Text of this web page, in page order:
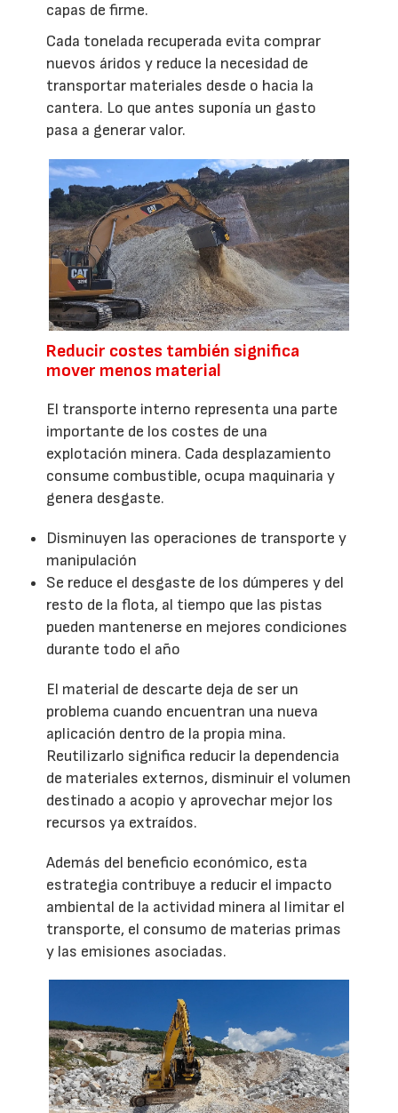
capas de firme.
Cada tonelada recuperada evita comprar
nuevos áridos y reduce la necesidad de
transportar materiales desde o hacia la
cantera. Lo que antes suponía un gasto
pasa a generar valor.
Reducir costes también significa
mover menos material
El transporte interno representa una parte
importante de los costes de una
explotación minera. Cada desplazamiento
consume combustible, ocupa maquinaria y
genera desgaste.
Disminuyen las operaciones de transporte y
manipulación
Se reduce el desgaste de los dúmperes y del
resto de la flota, al tiempo que las pistas
pueden mantenerse en mejores condiciones
durante todo el año
El material de descarte deja de ser un
problema cuando encuentran una nueva
aplicación dentro de la propia mina.
Reutilizarlo significa reducir la dependencia
de materiales externos, disminuir el volumen
destinado a acopio y aprovechar mejor los
recursos ya extraídos.
Además del beneficio económico, esta
estrategia contribuye a reducir el impacto
ambiental de la actividad minera al limitar el
transporte, el consumo de materias primas
y las emisiones asociadas.